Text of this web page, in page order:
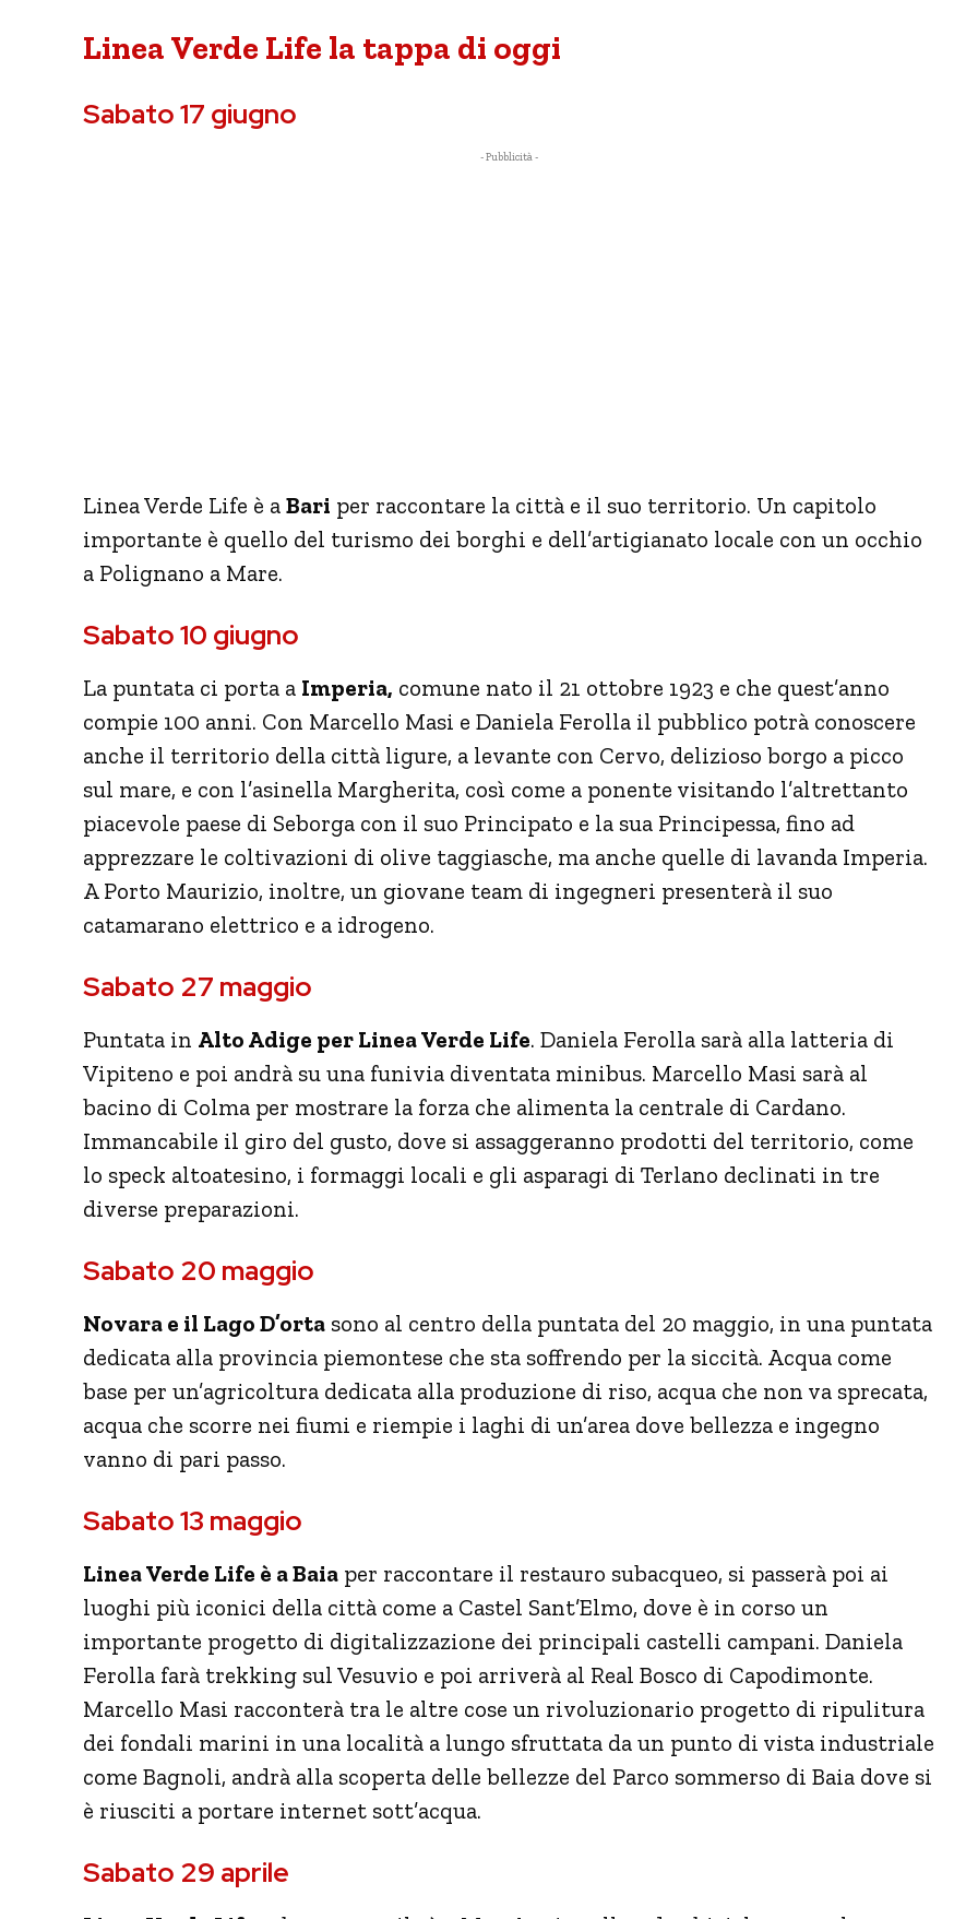
Linea Verde Life la tappa di oggi
Sabato 17 giugno
- Pubblicità -
Linea Verde Life è a Bari per raccontare la città e il suo territorio. Un capitolo
importante è quello del turismo dei borghi e dell’artigianato locale con un occhio
a Polignano a Mare.
Sabato 10 giugno
La puntata ci porta a Imperia, comune nato il 21 ottobre 1923 e che quest’anno
compie 100 anni. Con Marcello Masi e Daniela Ferolla il pubblico potrà conoscere
anche il territorio della città ligure, a levante con Cervo, delizioso borgo a picco
sul mare, e con l’asinella Margherita, così come a ponente visitando l’altrettanto
piacevole paese di Seborga con il suo Principato e la sua Principessa, fino ad
apprezzare le coltivazioni di olive taggiasche, ma anche quelle di lavanda Imperia.
A Porto Maurizio, inoltre, un giovane team di ingegneri presenterà il suo
catamarano elettrico e a idrogeno.
Sabato 27 maggio
Puntata in Alto Adige per Linea Verde Life. Daniela Ferolla sarà alla latteria di
Vipiteno e poi andrà su una funivia diventata minibus. Marcello Masi sarà al
bacino di Colma per mostrare la forza che alimenta la centrale di Cardano.
Immancabile il giro del gusto, dove si assaggeranno prodotti del territorio, come
lo speck altoatesino, i formaggi locali e gli asparagi di Terlano declinati in tre
diverse preparazioni.
Sabato 20 maggio
Novara e il Lago D’orta sono al centro della puntata del 20 maggio, in una puntata
dedicata alla provincia piemontese che sta soffrendo per la siccità. Acqua come
base per un’agricoltura dedicata alla produzione di riso, acqua che non va sprecata,
acqua che scorre nei fiumi e riempie i laghi di un’area dove bellezza e ingegno
vanno di pari passo.
Sabato 13 maggio
Linea Verde Life è a Baia per raccontare il restauro subacqueo, si passerà poi ai
luoghi più iconici della città come a Castel Sant’Elmo, dove è in corso un
importante progetto di digitalizzazione dei principali castelli campani. Daniela
Ferolla farà trekking sul Vesuvio e poi arriverà al Real Bosco di Capodimonte.
Marcello Masi racconterà tra le altre cose un rivoluzionario progetto di ripulitura
dei fondali marini in una località a lungo sfruttata da un punto di vista industriale
come Bagnoli, andrà alla scoperta delle bellezze del Parco sommerso di Baia dove si
è riusciti a portare internet sott’acqua.
Sabato 29 aprile